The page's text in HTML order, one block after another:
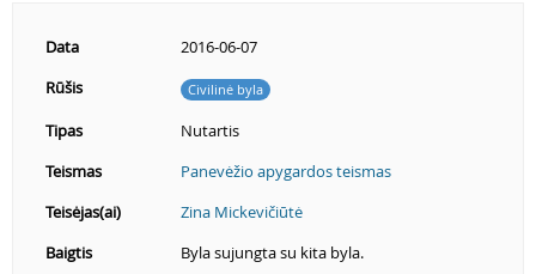
Data
2016-06-07
Rūšis
Civilinė byla
Tipas
Nutartis
Teismas
Panevėžio apygardos teismas
Teisėjas(ai)
Zina Mickevičiūtė
Baigtis
Byla sujungta su kita byla.